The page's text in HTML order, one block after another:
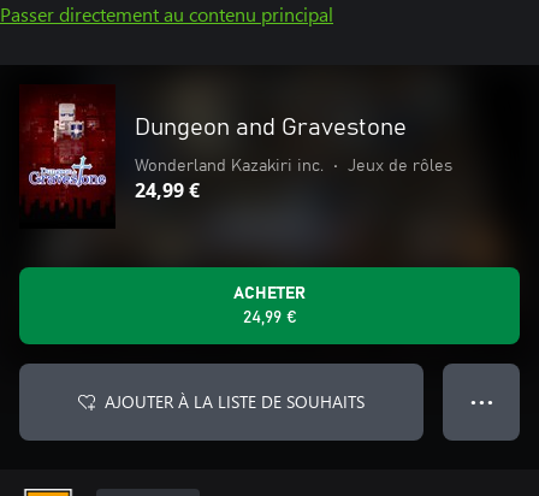
Passer directement au contenu principal
Dungeon and Gravestone
Wonderland Kazakiri inc. • Jeux de rôles
24,99 €
ACHETER
24,99 €
AJOUTER À LA LISTE DE SOUHAITS ● ● ●